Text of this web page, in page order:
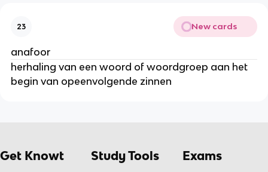
23 New cards
anafoor
herhaling van een woord of woordgroep aan het
begin van opeenvolgende zinnen
Get Knowt Study Tools Exams